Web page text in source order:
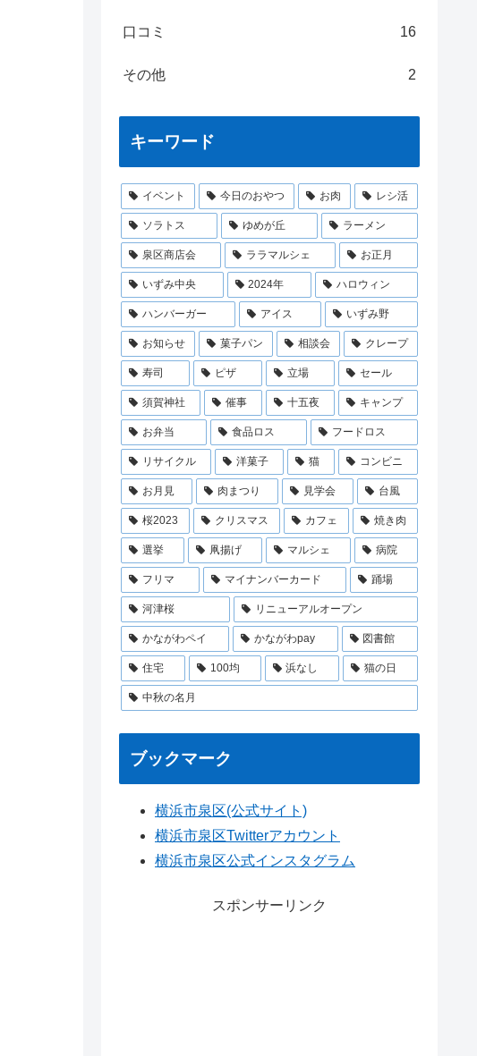
口コミ 16
その他 2
キーワード
イベント 今日のおやつ お肉 レシ活
ソラトス ゆめが丘 ラーメン
泉区商店会 ララマルシェ お正月
いずみ中央 2024年 ハロウィン
ハンバーガー アイス いずみ野
お知らせ 菓子パン 相談会 クレープ
寿司 ピザ 立場 セール
須賀神社 催事 十五夜 キャンプ
お弁当 食品ロス フードロス
リサイクル 洋菓子 猫 コンビニ
お月見 肉まつり 見学会 台風
桜2023 クリスマス カフェ 焼き肉
選挙 凧揚げ マルシェ 病院
フリマ マイナンバーカード 踊場
河津桜 リニューアルオープン
かながわペイ かながわpay 図書館
住宅 100均 浜なし 猫の日
中秋の名月
ブックマーク
横浜市泉区(公式サイト)
横浜市泉区Twitterアカウント
横浜市泉区公式インスタグラム
スポンサーリンク